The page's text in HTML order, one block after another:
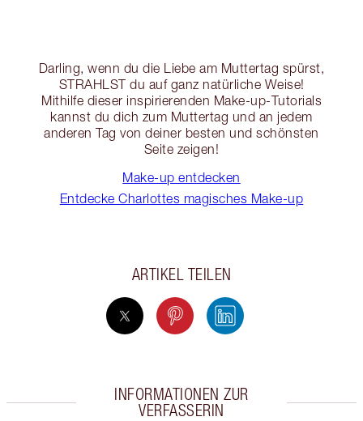
Darling, wenn du die Liebe am Muttertag spürst,
STRAHLST du auf ganz natürliche Weise!
Mithilfe dieser inspirierenden Make-up-Tutorials
kannst du dich zum Muttertag und an jedem
anderen Tag von deiner besten und schönsten
Seite zeigen!
Make-up entdecken
Entdecke Charlottes magisches Make-up
ARTIKEL TEILEN
INFORMATIONEN ZUR
VERFASSERIN